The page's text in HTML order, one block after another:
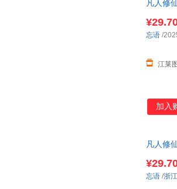
凡人修
有优惠
江莱
忘语 /
加入
凡人修
忘语 /浙